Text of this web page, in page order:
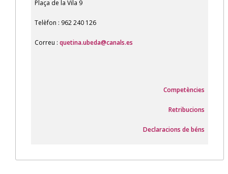
Plaça de la Vila 9
Telèfon : 962 240 126
Correu : quetina.ubeda@canals.es
Competències
Retribucions
Declaracions de béns